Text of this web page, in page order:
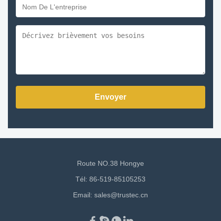
Envoyer
Route NO.38 Hongye
Tél: 86-519-85105253
Email: sales@trustec.cn